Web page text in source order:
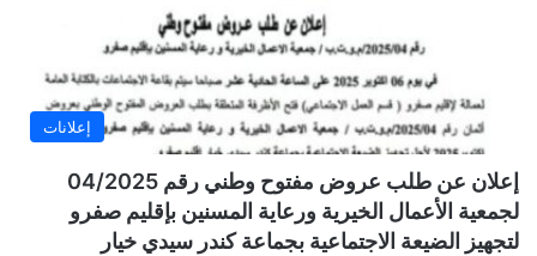
إعلانات
إعلان عن طلب عروض مفتوح وطني رقم 04/2025
لجمعية الأعمال الخيرية ورعاية المسنين بإقليم صفرو
لتجهيز الضيعة الاجتماعية بجماعة كندر سيدي خيار